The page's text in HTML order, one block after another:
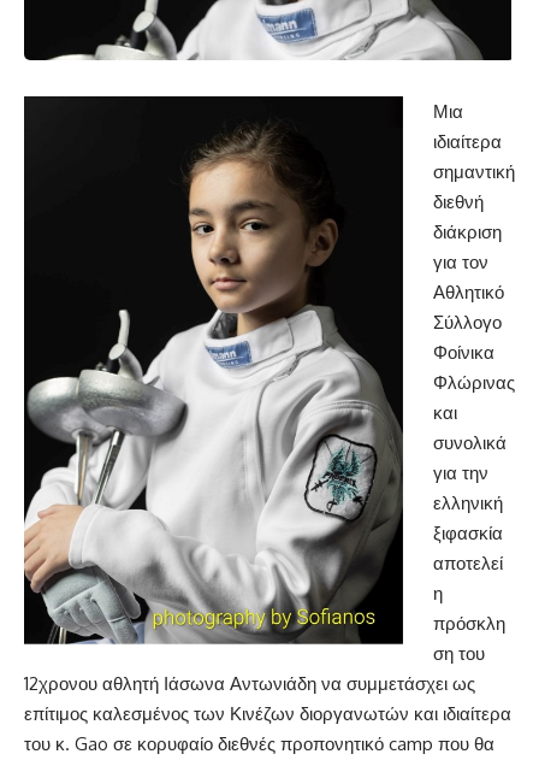
Μια
ιδιαίτερα
σημαντική
διεθνή
διάκριση
για τον
Αθλητικό
Σύλλογο
Φοίνικα
Φλώρινας
και
συνολικά
για την
ελληνική
ξιφασκία
αποτελεί
η
πρόσκλη
ση του
12χρονου αθλητή Ιάσωνα Αντωνιάδη να συμμετάσχει ως
επίτιμος καλεσμένος των Κινέζων διοργανωτών και ιδιαίτερα
του κ. Gao σε κορυφαίο διεθνές προπονητικό camp που θα